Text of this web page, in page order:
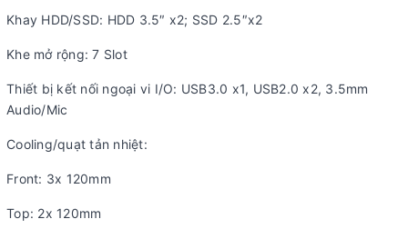
Khay HDD/SSD: HDD 3.5″ x2; SSD 2.5″x2
Khe mở rộng: 7 Slot
Thiết bị kết nối ngoại vi I/O: USB3.0 x1, USB2.0 x2, 3.5mm
Audio/Mic
Cooling/quạt tản nhiệt:
Front: 3x 120mm
Top: 2x 120mm